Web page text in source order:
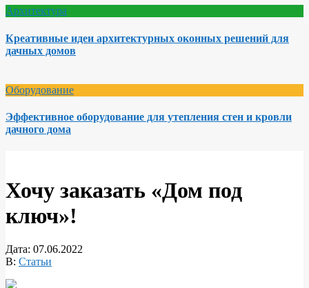
Архитектура
Креативные идеи архитектурных оконных решений для
дачных домов
Оборудование
Эффективное оборудование для утепления стен и кровли
дачного дома
Хочу заказать «Дом под
ключ»!
Дата: 07.06.2022
В: Статьи